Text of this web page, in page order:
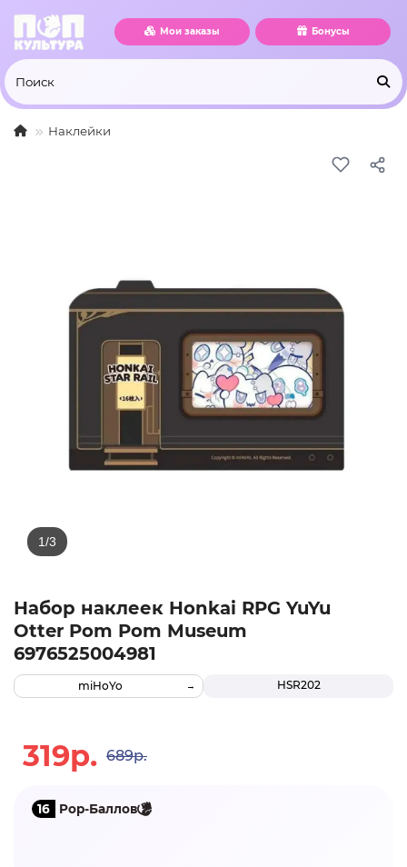
Мои заказы Бонусы
Наклейки
Набор наклеек Honkai RPG YuYu
Otter Pom Pom Museum
6976525004981
HSR202
miHoYo
319р. 689р.
16 Pop-Баллов